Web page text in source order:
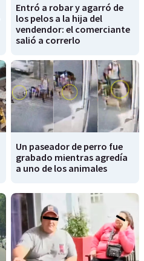
Entró a robar y agarró de
los pelos a la hija del
vendendor: el comerciante
salió a correrlo
Un paseador de perro fue
grabado mientras agredía
a uno de los animales